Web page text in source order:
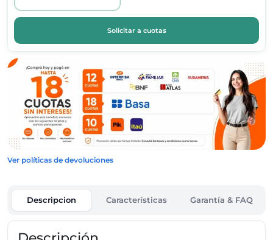
Solicitar a cuotas
Ver políticas de devoluciones
Descripcion Características Garantía & FAQ